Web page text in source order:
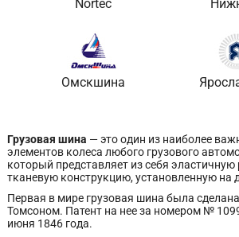
Nortec
Омскшина
Грузовая шина — это один из наиболее
элементов колеса любого грузового
который представляет из себя эластичную
тканевую конструкцию, установленную на
Первая в мире грузовая шина была
Томсоном. Патент на нее за номером №
июня 1846 года.